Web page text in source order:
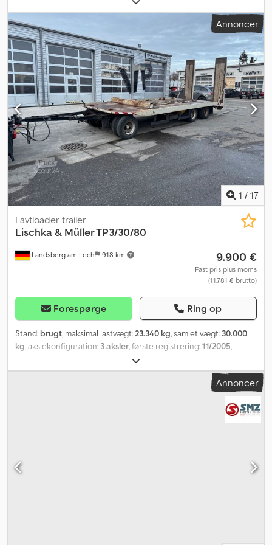
som ny; kun én sørejse gammel Vind- og vandtæt Letgående
dobbeltdøre Trægulv Med gyldig CSC-plade Codpstp Tbrefx Am
Hjrf Tekniske data: Udvendige mål (LxBxH): 12.192 x 2.438 x 2.896
mm Indvendige mål (LxBxH): 12.032 x 2.352 x 2.698 mm Dørstørrelse:
2343 x 2585 mm Volumen: 76,2 m³ Containerkonstruktion:
Stålrammekonstruktion som bærende element bestående af 4
hjørnestolper, 6 mm stærke, og tag-/bunddrager 3 til 4 mm stærk
Vægge af profileret stålplade, 2 mm stærke Dobbeltdør med
omløbende gummitætning 4 stk. galvaniserede låsestænger 4
ventilationsåbninger i siderne under tagrammen Gaffellommer i
bundrammen, 4 mm stærk Gulv af coatede træplader, 28 mm
stærk, vandbestandig, bygget efter ISO-standard Vi tilbyder gerne
levering mod merpris. Besigtigelse mulig efter aftale til enhver tid
på vores plads i 48465 Schüttorf.
Annoncer
1 / 17
Landsberg am Lech 918 km
Lavtloader trailer
Lischka & Müller TP3/30/80
9.900 €
Fast pris plus moms
(11.781 € brutto)
Forespørge Ring op
Stand: brugt, maksimal lastvægt:23.340 kg, samlet vægt: 30.000
kg, akslekonfiguration: 3 aksler, første registrering:11/2005,
, Tekniske data: Ladfladelængde: 8.000
mm inkl. 1.400 mm bagudgående afskråning, frontafskæring 45
grader Ladfladebredde: 2.750 mm Ladfladehøjde læsset: 880 mm
30.000 kg Egenvægt: 6.660 kg Cjdjyg Uv Sjpfx Am Horf Nyttelast:
bagtil
Annoncer